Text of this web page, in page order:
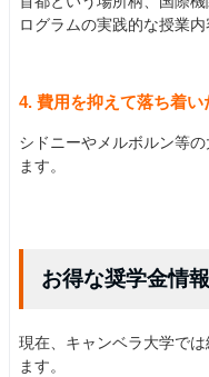
ログラムの実践的な授業
4. 費用を抑えて落ち着
シドニーやメルボルン等
ます。
お得な奨学金情
現在、キャンベラ大学で
ます。